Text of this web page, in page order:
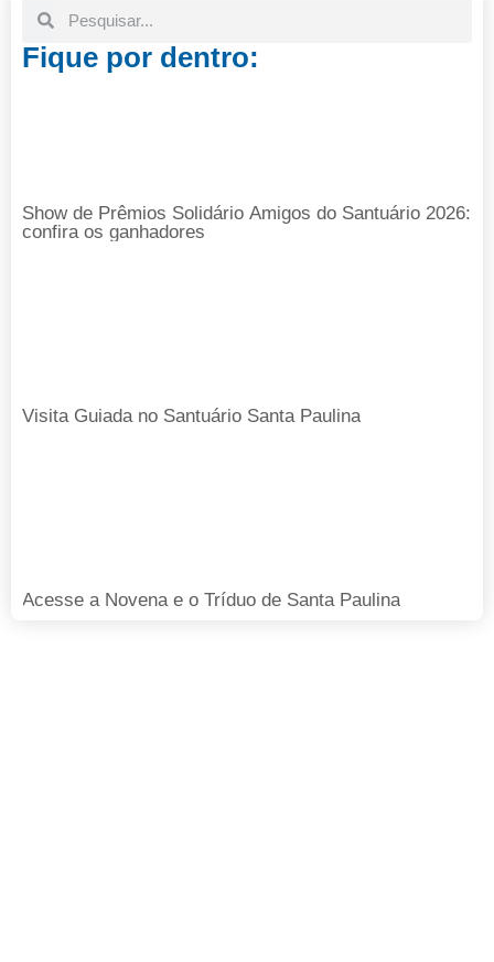
Fique por dentro:
Show de Prêmios Solidário Amigos do Santuário 2026:
confira os ganhadores
Visita Guiada no Santuário Santa Paulina
Acesse a Novena e o Tríduo de Santa Paulina